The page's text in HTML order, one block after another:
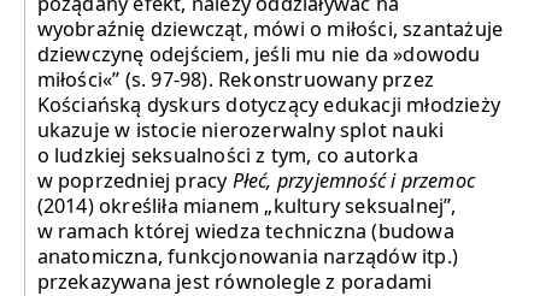
wyobraźnię dziewcząt, mówi o miłości, szantażuje
dziewczynę odejściem, jeśli mu nie da »dowodu
miłości«” (s. 97-98). Rekonstruowany przez
Kościańską dyskurs dotyczący edukacji młodzieży
ukazuje w istocie nierozerwalny splot nauki
o ludzkiej seksualności z tym, co autorka
w poprzedniej pracyPłeć, przyjemność i przemoc
(2014) określiła mianem „kultury seksualnej”,
w ramach której wiedza techniczna (budowa
anatomiczna, funkcjonowania narządów itp.)
przekazywana jest równolegle z poradami